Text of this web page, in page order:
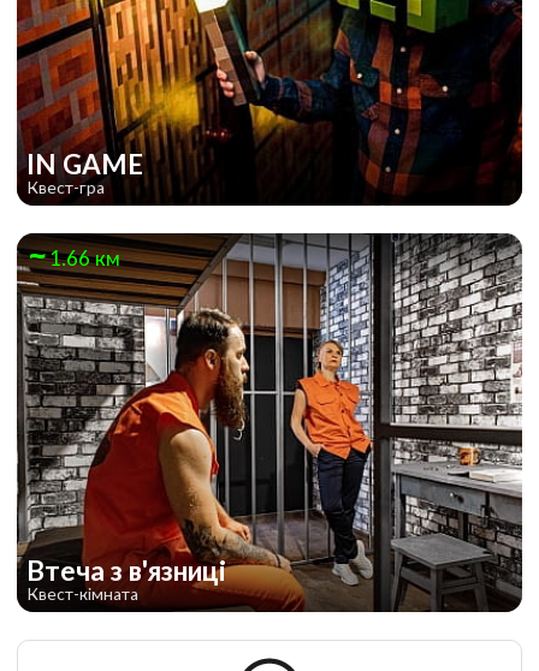
IN GAME
Квест-гра
1.66 км
Втеча з в'язниці
Квест-кімната